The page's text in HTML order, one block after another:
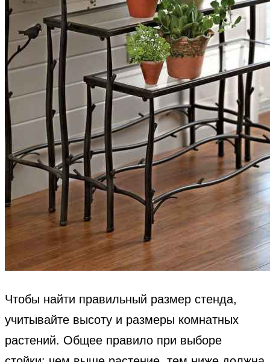
Чтобы найти правильный размер стенда,
учитывайте высоту и размеры комнатных
растений. Общее правило при выборе